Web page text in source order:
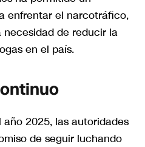
enfrentar el narcotráfico,
de reducir la
en el país.
2025, las autoridades
de seguir luchando